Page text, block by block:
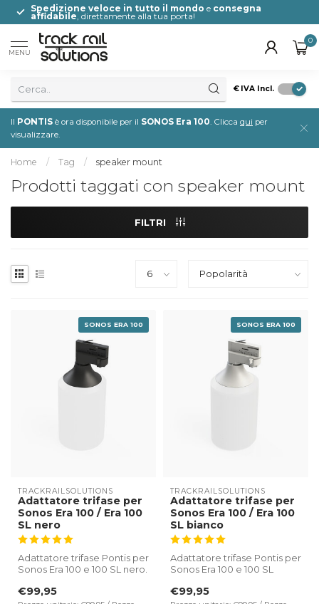
Spedizione veloce in tutto il mondo e consegna
affidabile, direttamente alla tua porta!
MENU
0
€ IVA Incl.
Il PONTIS è ora disponibile per il SONOS Era 100. Clicca qui per
visualizzare.
Home / Tag / speaker mount
Prodotti taggati con speaker mount
FILTRI
SONOS ERA 100
TRACKRAILSOLUTIONS
Adattatore trifase per
Sonos Era 100 / Era 100
SL nero
Adattatore trifase Pontis per
Sonos Era 100 e 100 SL nero.
✔ Collegamento dir...
€99,95
SONOS ERA 100
TRACKRAILSOLUTIONS
Adattatore trifase per
Sonos Era 100 / Era 100
SL bianco
Adattatore trifase Pontis per
Sonos Era 100 e 100 SL
€99,95